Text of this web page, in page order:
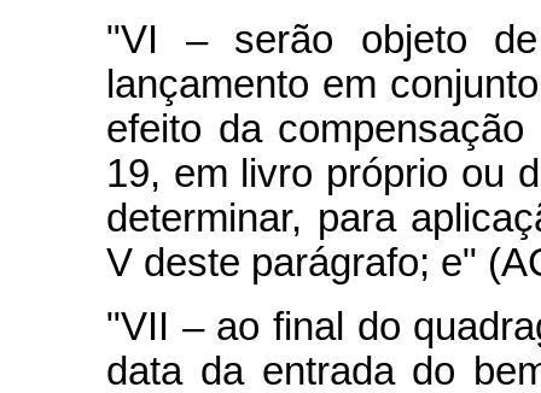
"VI – serão objeto
lançamento em
efeito da
19, em livro próprio ou
determinar, para
V deste parágrafo; e"
"VII – ao final do
data da entrada do